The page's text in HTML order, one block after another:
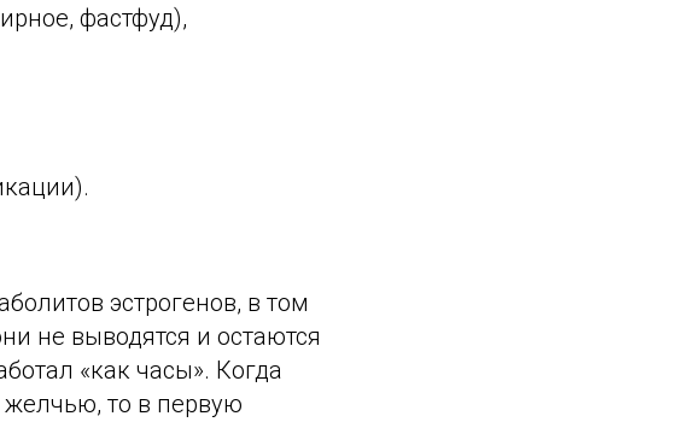
фастфуд),
эстрогенов, в том
не выводятся и остаются
«как часы». Когда
то в первую